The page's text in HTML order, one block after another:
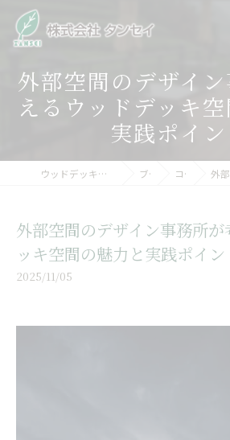
外部空間のデザイ
えるウッドデッキ
実践ポイン
ウッドデッキの木材なら株式会社タンセイ ブログ コラム 外部空間の
外部空間のデザイン事務所
ッキ空間の魅力と実践ポイン
2025/11/05